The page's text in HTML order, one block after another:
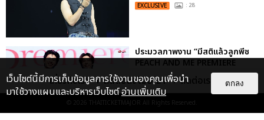
EXCLUSIVE : 28
ประมวลภาพงาน “มีสติแล้วลูกพีช
PEACH AND ME PREMIERE
NIGHT” ปอนด์-ภูวินทร์ คลั่งรัก
หวา...
EXCLUSIVE
เกี่ยวกับเรา ติดต่อลงโฆษณา ติดต่อเรา
© 2026 THAITICKETMAJOR All Rights Reserved.
เว็บไซต์นี้มีการเก็บข้อมูลการใช้งานของคุณเพื่อนำ
มาใช้วางแผนและบริหารเว็บไซต์อ่านเพิ่มเติม
ตกลง